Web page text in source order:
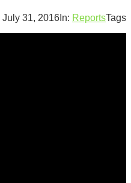
July 31, 2016 In: ReportsTags: